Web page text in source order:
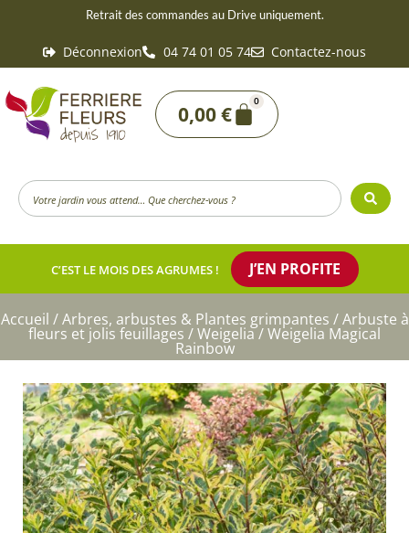
contenu
Retrait des commandes au Drive uniquement.
Déconnexion 04 74 01 05 74 Contactez-nous
0,00€
0
Panier
Search
...
C’EST LE MOIS DES AGRUMES ! J’EN PROFITE
Accueil /Arbres, arbustes & Plantes grimpantes /Arbuste à
fleurs et jolis feuillages /Weigelia/ Weigelia Magical
Rainbow